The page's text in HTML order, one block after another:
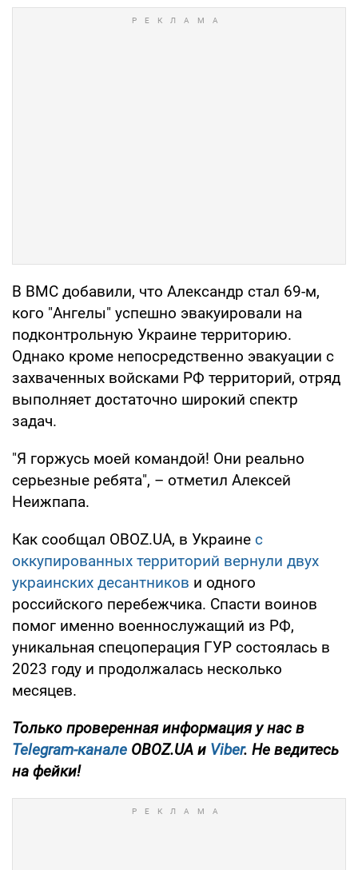
В ВМС добавили, что Александр стал 69-м,
кого "Ангелы" успешно эвакуировали на
подконтрольную Украине территорию.
Однако кроме непосредственно эвакуации с
захваченных войсками РФ территорий, отряд
выполняет достаточно широкий спектр
задач.
"Я горжусь моей командой! Они реально
серьезные ребята", – отметил Алексей
Неижпапа.
Как сообщал OBOZ.UA, в Украине с
оккупированных территорий вернули двух
украинских десантников и одного
российского перебежчика. Спасти воинов
помог именно военнослужащий из РФ,
уникальная спецоперация ГУР состоялась в
2023 году и продолжалась несколько
месяцев.
Только проверенная информация у нас в
Telegram-канале OBOZ.UA и Viber. Не ведитесь
на фейки!